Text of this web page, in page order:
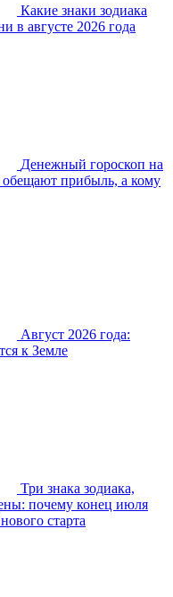
Какие знаки зодиака
в августе 2026 года
Денежный гороскоп на
обещают прибыль, а кому
Август 2026 года:
к Земле
Три знака зодиака,
почему конец июля
старта